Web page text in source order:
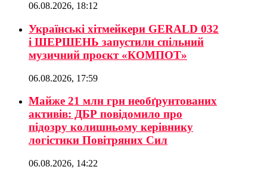
06.08.2026, 18:12
Українські хітмейкери GERALD 032
і ШЕРШЕНЬ запустили спільний
музичний проєкт «КОМПОТ»
06.08.2026, 17:59
Майже 21 млн грн необґрунтованих
активів: ДБР повідомило про
підозру колишньому керівнику
логістики Повітряних Сил
06.08.2026, 14:22